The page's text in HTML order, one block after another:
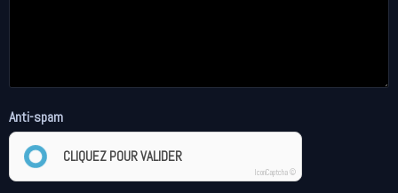
Anti-spam
CLIQUEZ POUR VALIDER
IconCaptcha ©